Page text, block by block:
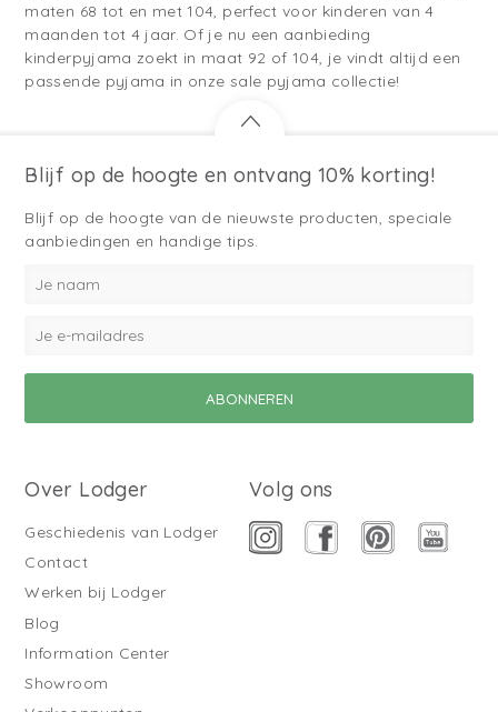
maten 68 tot en met 104, perfect voor kinderen van 4
maanden tot 4 jaar. Of je nu een aanbieding
kinderpyjama zoekt in maat 92 of 104, je vindt altijd een
passende pyjama in onze sale pyjama collectie!
Blijf op de hoogte en ontvang 10% korting!
Blijf op de hoogte van de nieuwste producten, speciale
aanbiedingen en handige tips.
Over Lodger
Geschiedenis van Lodger
Contact
Werken bij Lodger
Blog
Information Center
Showroom
Volg ons